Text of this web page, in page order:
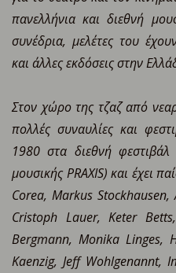
πανελλήνια και διεθνή
συνέδρια, μελέτες του
και άλλες εκδόσεις στην
Στον χώρο της τζαζ από
πολλές συναυλίες και
1980 στα διεθνή φεστιβάλ
μουσικής PRAXIS) και έχει
Corea, Markus
Cristoph Lauer, Keter
Bergmann, Monika Linges,
Kaenzig, Jeff Wohlgenannt,